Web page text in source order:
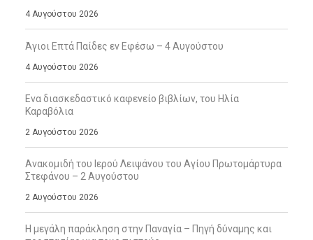
4 Αυγούστου 2026
Άγιοι Επτά Παίδες εν Εφέσω – 4 Αυγούστου
4 Αυγούστου 2026
Ενα διασκεδαστικό καφενείο βιβλίων, του Ηλία
Καραβόλια
2 Αυγούστου 2026
Ανακομιδή του Ιερού Λειψάνου του Αγίου Πρωτομάρτυρα
Στεφάνου – 2 Αυγούστου
2 Αυγούστου 2026
Η μεγάλη παράκληση στην Παναγία – Πηγή δύναμης και